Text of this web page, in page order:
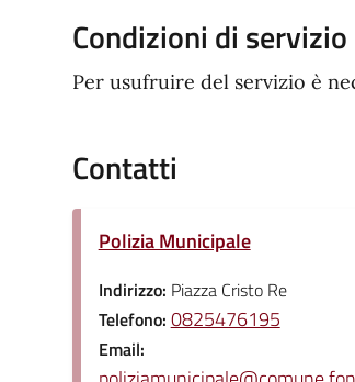
Condizioni di servizio
Per usufruire del servizio è
Contatti
Polizia Municipale
Indirizzo: Piazza Cristo Re
Telefono: 0825476195
Email: